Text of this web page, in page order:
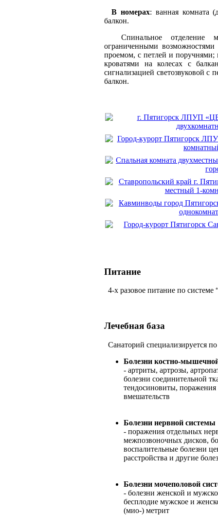
В номерах: ванная комната
балкон.
Спинальное отделение
ограниченными
проемом, с петлей и
кроватями на колесах с
сигнализацией светозвуковой с
балкон.
Питание
4-х разовое питание по системе
Лечебная база
Санаторий специализируется
Болезни костно-
- артриты, артрозы,
болезни соединительной
тендосиновиты,
вмешательств
Болезни нервной системы
- поражения отдельных
межпозвоночных дисков,
воспалительные болезни
расстройства и другие
Болезни мочеполовой
- болезни женской и
бесплодие мужское и
(мио-) метрит